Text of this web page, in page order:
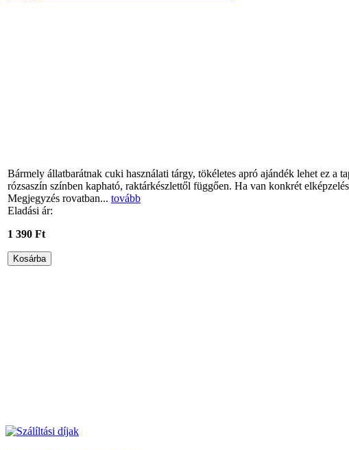
Bármely állatbarátnak cuki használati tárgy, tökéletes apró ajándék lehet ez a
rózsaszín színben kapható, raktárkészlettől függően. Ha van konkrét
Megjegyzés rovatban... tovább
Eladási ár:
1 390 Ft